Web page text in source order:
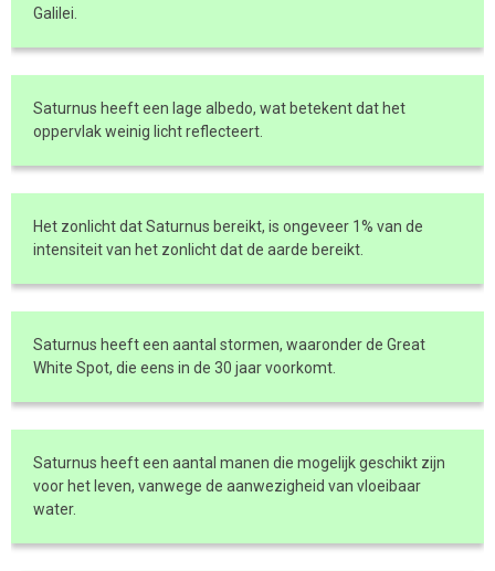
Galilei.
Saturnus heeft een lage albedo, wat betekent dat het
oppervlak weinig licht reflecteert.
Het zonlicht dat Saturnus bereikt, is ongeveer 1% van de
intensiteit van het zonlicht dat de aarde bereikt.
Saturnus heeft een aantal stormen, waaronder de Great
White Spot, die eens in de 30 jaar voorkomt.
Saturnus heeft een aantal manen die mogelijk geschikt zijn
voor het leven, vanwege de aanwezigheid van vloeibaar
water.